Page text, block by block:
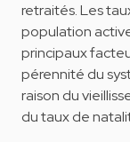
retraités. Les
population
principaux
pérennité du
raison du
du taux de